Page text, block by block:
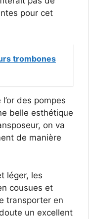
pour cet
trombones
des pompes
belle esthétique
on va
de manière
léger, les
cousues et
transporter en
un excellent